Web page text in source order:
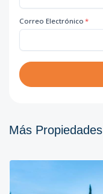
Correo Electrónico *
Más Propiedades